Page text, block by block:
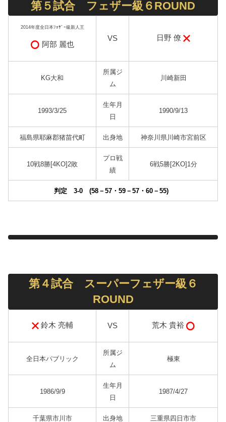
第５試合 フェザー級６ROUND
2014年度全日本ﾌｪｻﾞｰ級新人王
阿部 麗也
VS 日野 僚
KG大和
所属ジ
ム
川崎新田
1993/3/25
生年月
日
1990/9/13
福島県耶麻郡猪苗代町 出身地 神奈川県川崎市宮前区
10戦8勝[4KO]2敗
プロ戦
績
6戦5勝[2KO]1分
判定 3-0 (58－57・59－57・60－55)
第４試合 スーパーフェザー級６
ROUND
鈴木 亮輔 VS 荒木 貴裕
全日本パブリック
所属ジ
ム
極東
1986/9/9
生年月
日
1987/4/27
千葉県市川市 出身地 三重県四日市市